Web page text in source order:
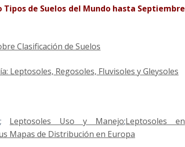
Tipos de Suelos del Mundo hasta Septiembre
Clasificación de Suelos
Leptosoles, Regosoles, Fluvisoles y Gleysoles
; Leptosoles Uso y Manejo;Leptosoles en
Mapas de Distribución en Europa